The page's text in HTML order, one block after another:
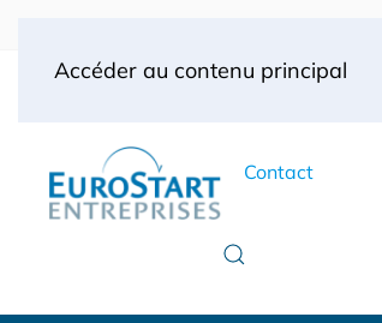
Accéder au contenu principal
Contact